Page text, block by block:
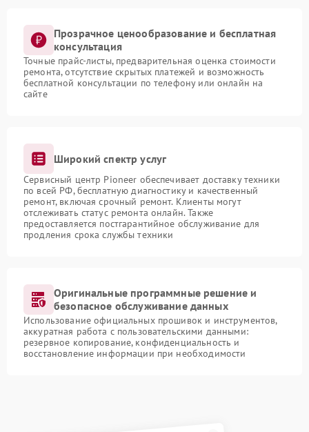
Прозрачное ценообразование и бесплатная
консультация
Точные прайс-листы, предварительная оценка стоимости
ремонта, отсутствие скрытых платежей и возможность
бесплатной консультации по телефону или онлайн на
сайте
Широкий спектр услуг
Сервисный центр Pioneer обеспечивает доставку техники
по всей РФ, бесплатную диагностику и качественный
ремонт, включая срочный ремонт. Клиенты могут
отслеживать статус ремонта онлайн. Также
предоставляется постгарантийное обслуживание для
продления срока службы техники
Оригинальные программные решение и
безопасное обслуживание данных
Использование официальных прошивок и инструментов,
аккуратная работа с пользовательскими данными:
резервное копирование, конфиденциальность и
восстановление информации при необходимости